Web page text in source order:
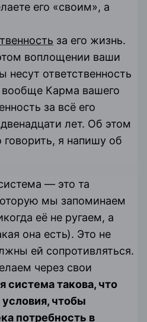
его «своим», а
за его жизнь.
воплощении ваши
несут ответственность
вообще Карма вашего
за всё его
лет. Об этом
я напишу об
— это та
мы запоминаем
её не ругаем, а
она есть). Это не
ей сопротивляться.
через свои
система такова, что
чтобы
потребность в